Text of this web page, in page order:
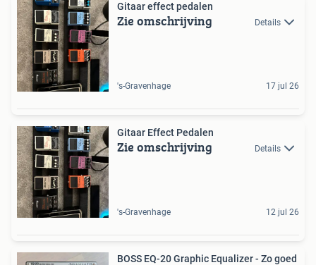
Gitaar effect pedalen
Zie omschrijving Details
's-Gravenhage 17 jul 26
Gitaar Effect Pedalen
Zie omschrijving Details
's-Gravenhage 12 jul 26
BOSS EQ-20 Graphic Equalizer - Zo goed